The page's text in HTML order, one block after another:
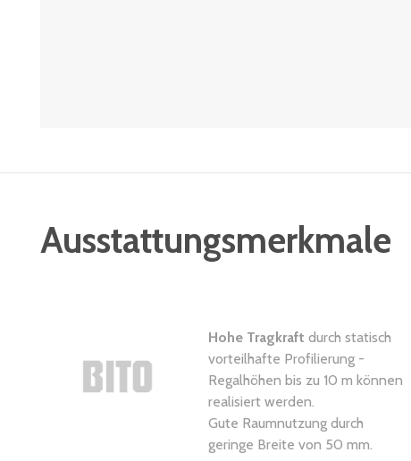
Ausstattungsmerkmale
Hohe Tragkraft durch statisch
vorteilhafte Profilierung -
Regalhöhen bis zu 10 m können
realisiert werden.
Gute Raumnutzung durch
geringe Breite von 50 mm.